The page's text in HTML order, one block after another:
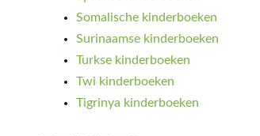
Somalische kinderboeken
Surinaamse kinderboeken
Turkse kinderboeken
Twi kinderboeken
Tigrinya kinderboeken